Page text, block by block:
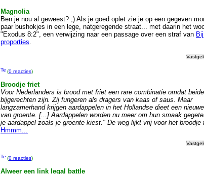
Magnolia
Ben je nou al geweest? ;) Als je goed oplet zie je op een gegeven
paar bushokjes in een lege, natgeregende straat... met daarin het
"Exodus 8:2", een verwijzing naar een passage over een straf van
proporties.
(0 reacties)
Broodje friet
Voor Nederlanders is brood met friet een rare combinatie omdat
bijgerechten zijn. Zij fungeren als dragers van kaas of saus. Maar
langzamerhand krijgen aardappelen in het Hollandse dieet een
van groente. [...] Aardappelen worden nu meer om hun smaak
je aardappel zoals je groente kiest." De weg lijkt vrij voor het broodje
Hmmm...
(0 reacties)
Alweer een link legal battle